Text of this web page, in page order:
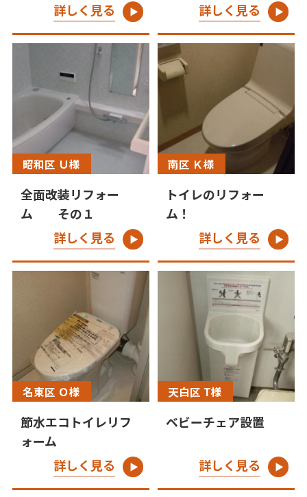
詳しく見る
詳しく見る
昭和区 Ｕ様
全面改装リフォー
ム その１
詳しく見る
南区 Ｋ様
トイレのリフォー
ム！
詳しく見る
名東区 Ｏ様
節水エコトイレリフ
ォーム
詳しく見る
天白区 T様
ベビーチェア設置
詳しく見る